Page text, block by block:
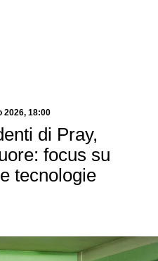
2026, 18:00
di Pray,
focus su
tecnologie